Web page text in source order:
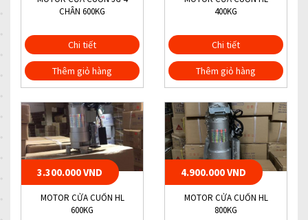
CHÂN 600KG
Chi tiết
Thêm giỏ hàng
400KG
Chi tiết
Thêm giỏ hàng
3.300.000 VND
MOTOR CỬA CUỐN HL
600KG
4.900.000 VND
MOTOR CỬA CUỐN HL
800KG